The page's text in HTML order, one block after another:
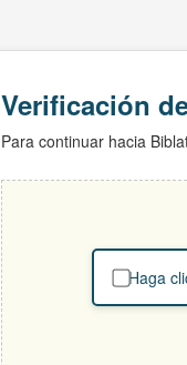
Verificación
Para continuar hacia
Haga